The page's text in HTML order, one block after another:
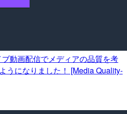
動画配信でメディアの品質を考
うになりました！ [Media Quality-